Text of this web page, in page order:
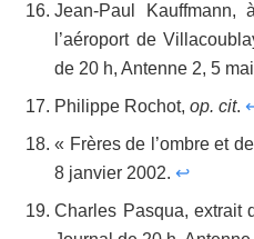
Jean-Paul Kauffmann,
l’aéroport de
de 20 h, Antenne 2, 5
Philippe Rochot,op. cit.
« Frères de l’ombre et
8 janvier 2002. ↩
Charles Pasqua, extrait